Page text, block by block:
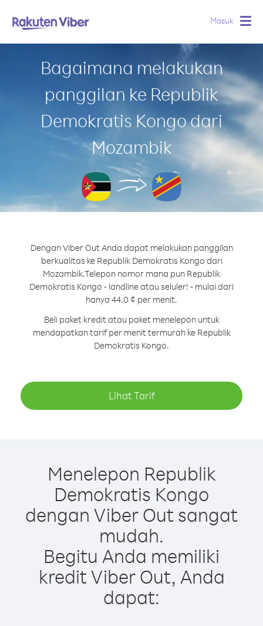
Masuk
Bagaimana melakukan
panggilan ke Republik
Demokratis Kongo dari
Mozambik
Dengan Viber Out Anda dapat melakukan panggilan
berkualitas ke Republik Demokratis Kongo dari
Mozambik.Telepon nomor mana pun Republik
Demokratis Kongo - landline atau seluler! - mulai dari
hanya 44.0 ¢ per menit.
Beli paket kredit atau paket menelepon untuk
mendapatkan tarif per menit termurah ke Republik
Demokratis Kongo.
Lihat Tarif
Menelepon Republik
Demokratis Kongo
dengan Viber Out sangat
mudah.
Begitu Anda memiliki
kredit Viber Out, Anda
dapat: